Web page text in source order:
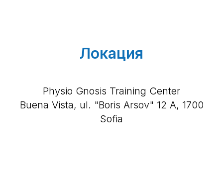
Локация
Physio Gnosis Training Center
Buena Vista, ul. "Boris Arsov" 12 A, 1700
Sofia